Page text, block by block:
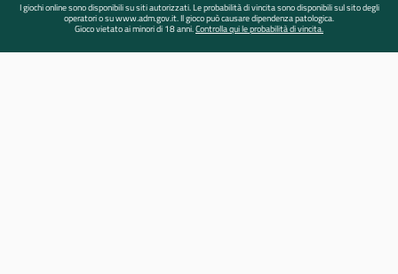
I giochi online sono disponibili su siti autorizzati. Le probabilità di vincita sono disponibili sul sito degli
operatori o su www.adm.gov.it. Il gioco può causare dipendenza patologica.
Gioco vietato ai minori di 18 anni.Controlla qui le probabilità di vincita.